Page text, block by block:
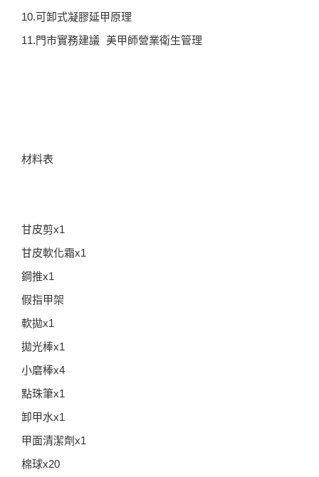
10.可卸式凝膠延甲原理
11.門市實務建議 美甲師營業衛生管理
材料表
甘皮剪x1
甘皮軟化霜x1
鋼推x1
假指甲架
軟拋x1
拋光棒x1
小磨棒x4
點珠筆x1
卸甲水x1
甲面清潔劑x1
棉球x20